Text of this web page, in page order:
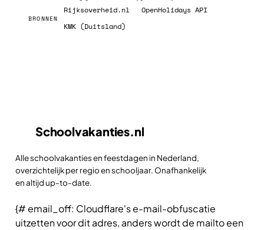
BRONNEN
Rijksoverheid.nl
OpenHolidays API
KMK (Duitsland)
Schoolvakanties.nl
Alle schoolvakanties en feestdagen in Nederland,
overzichtelijk per regio en schooljaar. Onafhankelijk
en altijd up-to-date.
{# email_off: Cloudflare's e-mail-obfuscatie
uitzetten voor dit adres, anders wordt de mailto een